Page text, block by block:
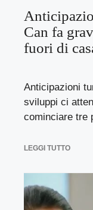
Can fa
fuori di
Anticipazioni
sviluppi ci
cominciare tre
LEGGI TUTTO